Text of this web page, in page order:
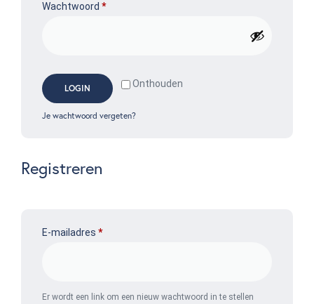
Wachtwoord *
Onthouden
LOGIN
Je wachtwoord vergeten?
Registreren
E-mailadres *
Er wordt een link om een nieuw wachtwoord in te stellen